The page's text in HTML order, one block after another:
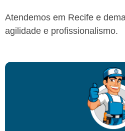
Atendemos em Recife e
agilidade e profissionalismo.